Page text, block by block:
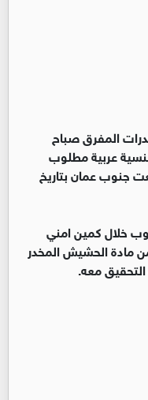
المفرق صباح
عربية مطلوب
جنوب عمان بتاريخ
خلال كمين امني
مادة الحشيش المخدر